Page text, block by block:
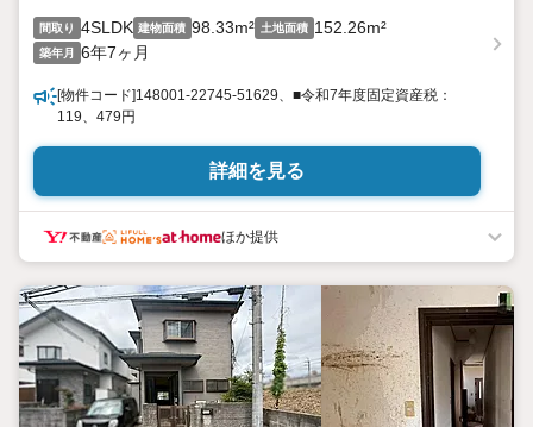
間取り 4SLDK 建物面積 98.33m² 土地面積 152.26m²
築年月 6年7ヶ月
[物件コード]148001-22745-51629、■令和7年度固定資産税：
119、479円
詳細を見る
ほか提供